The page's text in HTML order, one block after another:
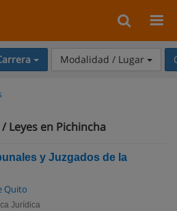
Modalidad / Lugar
Leyes en Pichincha
y Juzgados de la
Quito
Jurídica